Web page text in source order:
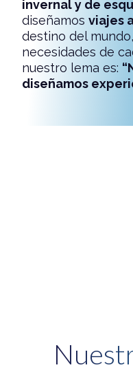
invernal y de
diseñamos viajes
destino del
necesidades de
nuestro lema es:
diseñamos